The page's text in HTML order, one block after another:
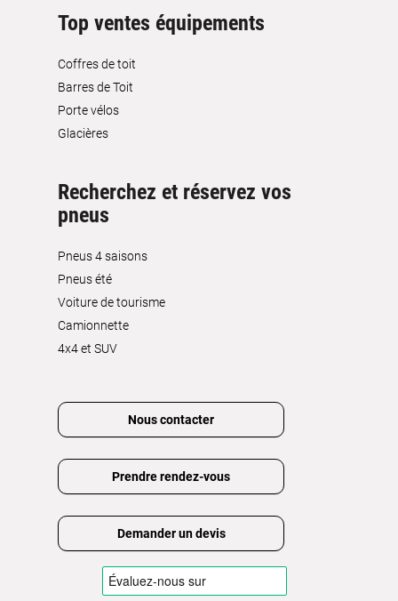
Top ventes équipements
Coffres de toit
Barres de Toit
Porte vélos
Glacières
Recherchez et réservez vos
pneus
Pneus 4 saisons
Pneus été
Voiture de tourisme
Camionnette
4x4 et SUV
Nous contacter
Prendre rendez-vous
Demander un devis